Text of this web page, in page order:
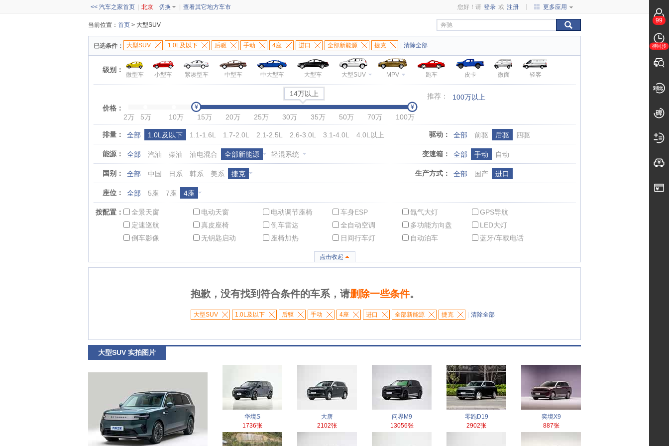
<< 汽车之家首页 北京 切换 查看其它地方车市 更多应用
您好！请 登录 或 注册
当前位置： 首页 > 大型SUV
已选条件： 大型SUV 1.0L及以下 后驱 手动 4座 进口 全部新能源 捷克 清除全部
级别：
微型车 小型车 紧凑型车 中型车 中大型车 大型车 大型SUV MPV 跑车 皮卡 微面 轻客
价格：
14万以上
2万 5万 10万 15万 20万 25万 30万 35万 50万 70万 100万
推荐： 100万以上
排量： 全部 1.0L及以下 1.1-1.6L 1.7-2.0L 2.1-2.5L 2.6-3.0L 3.1-4.0L 4.0L以上 驱动： 全部 前驱 后驱 四驱
能源： 全部 汽油 柴油 油电混合 全部新能源 轻混系统 变速箱： 全部 手动 自动
国别： 全部 中国 日系 韩系 美系 捷克 生产方式： 全部 国产 进口
座位： 全部 5座 7座 4座
按配置： 全景天窗 电动天窗 电动调节座椅 车身ESP 氙气大灯
GPS导航
定速巡航
真皮座椅 倒车雷达 全自动空调 多功能方向盘
LED大灯
倒车影像
无钥匙启动 座椅加热 日间行车灯 自动泊车 蓝牙/车载电话
点击收起
抱歉，没有找到符合条件的车系，请删除一些条件。
大型SUV 1.0L及以下 后驱 手动 4座 进口 全部新能源 捷克 清除全部
大型SUV 实拍图片
华境S
1736张
大唐
2102张
问界M9
13056张
零跑D19
2902张
奕境X9
887张
99
待同步